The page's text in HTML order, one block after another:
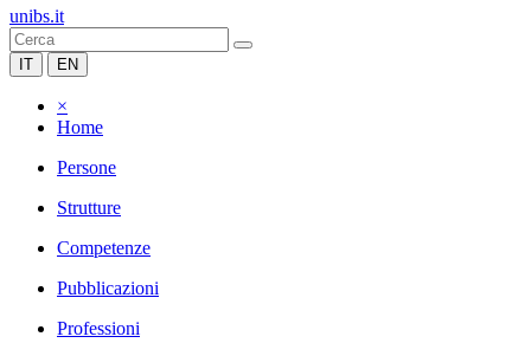
unibs.it
IT EN
×
Home
Persone
Strutture
Competenze
Pubblicazioni
Professioni